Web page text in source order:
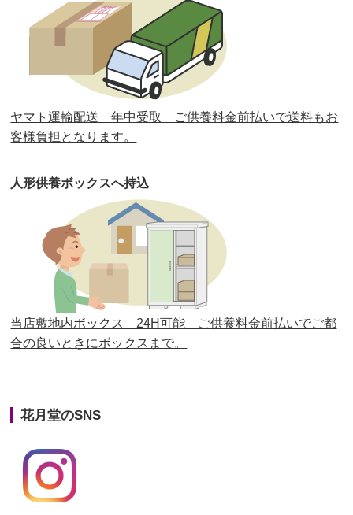
第32回人形供養祭 令和元年6月12日(水)
第31回人形供養祭 平成31年3月13日(水)
第30回人形供養祭平成30年11月28日(水)
第29回人形供養祭平成30年5月23日(水)
第27回人形供養祭平成29年6月14日(水)
第26回人形供養祭平成28年12月15日(木)
第25回人形供養祭 平成28年6月16日(木)
第24回人形供養祭 平成27年11月27日
第23回人形供養祭平成26年12月5日
第22回人形供養祭平成26年4月28日
第20回人形供養祭
第19回人形供養祭
第18回人形供養祭
ヤマト運輸配送 年中受取 ご供養料金前払いで送料もお
客様負担となります。
人形供養ボックスへ持込
当店敷地内ボックス 24H可能 ご供養料金前払いでご都
合の良いときにボックスまで。
花月堂のSNS